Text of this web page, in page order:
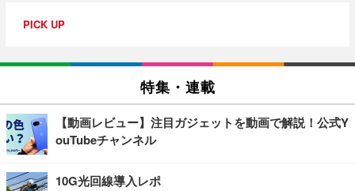
PICK UP
特集・連載
【動画レビュー】注目ガジェットを動画で解説！公式Y
ouTubeチャンネル
10G光回線導入レポ